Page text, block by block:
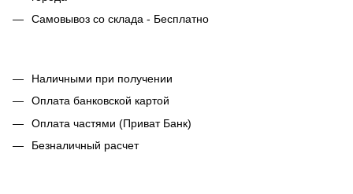
Самовывоз со склада - Бесплатно
Наличными при получении
Оплата банковской картой
Оплата частями (Приват Банк)
Безналичный расчет